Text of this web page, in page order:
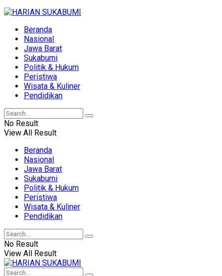
Beranda
Nasional
Jawa Barat
Sukabumi
Politik & Hukum
Peristiwa
Wisata & Kuliner
Pendidikan
No Result
View All Result
Beranda
Nasional
Jawa Barat
Sukabumi
Politik & Hukum
Peristiwa
Wisata & Kuliner
Pendidikan
No Result
View All Result